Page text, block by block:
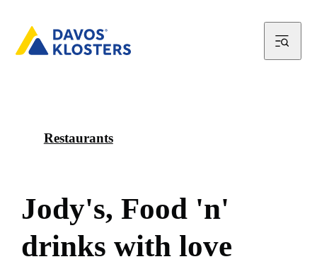
Restaurants
Jody's, Food 'n'
drinks with love